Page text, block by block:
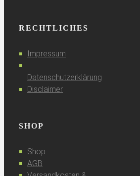
RECHTLICHES
Impressum
Datenschutzerklärung
Disclaimer
SHOP
Shop
AGB